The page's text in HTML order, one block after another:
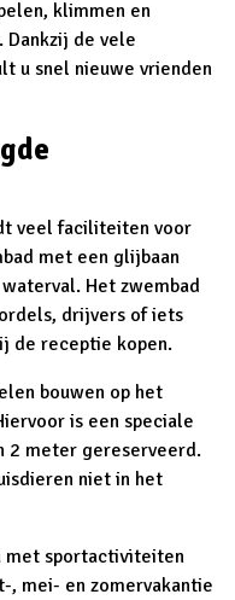
klimmen en
Dankzij de vele
u snel nieuwe vrienden
veel faciliteiten voor
met een glijbaan
Het zwembad
drijvers of iets
de receptie kopen.
bouwen op het
is een speciale
2 meter gereserveerd.
niet in het
met sportactiviteiten
, mei- en zomervakantie